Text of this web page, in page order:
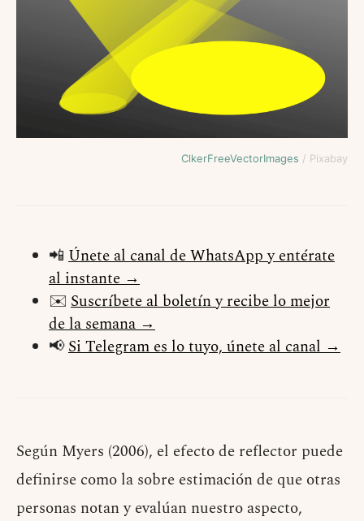
ClkerFreeVectorImages / Pixabay
📲 Únete al canal de WhatsApp y entérate
al instante →
✉️ Suscríbete al boletín y recibe lo mejor
de la semana →
📢Si Telegram es lo tuyo, únete al canal →
Según Myers (2006), el efecto de reflector puede
definirse como la sobre estimación de que otras
personas notan y evalúan nuestro aspecto,